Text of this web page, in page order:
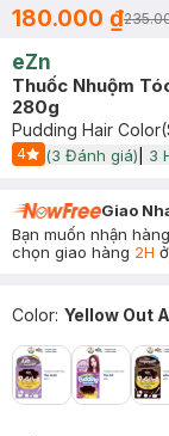
180.000 ₫
eZn
Thuốc Nhuộm
280g
Pudding Hair Color
4
Start Icon
(3 Đánh giá) 3
Giao
Bạn muốn nhận
chọn giao hàng 2H
Color: Yellow Out